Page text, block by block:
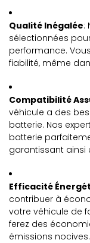
Qualité Inégalée:
sélectionnées
performance.
fiabilité, même
Compatibilité
véhicule a des
batterie. Nos
batterie
garantissant ainsi
Efficacité
contribuer à
votre véhicule de
ferez des
émissions nocives.